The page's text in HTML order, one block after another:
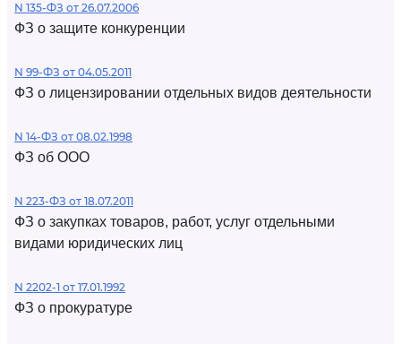
N 135-ФЗ от 26.07.2006
ФЗ о защите конкуренции
N 99-ФЗ от 04.05.2011
ФЗ о лицензировании отдельных видов деятельности
N 14-ФЗ от 08.02.1998
ФЗ об ООО
N 223-ФЗ от 18.07.2011
ФЗ о закупках товаров, работ, услуг отдельными
видами юридических лиц
N 2202-1 от 17.01.1992
ФЗ о прокуратуре